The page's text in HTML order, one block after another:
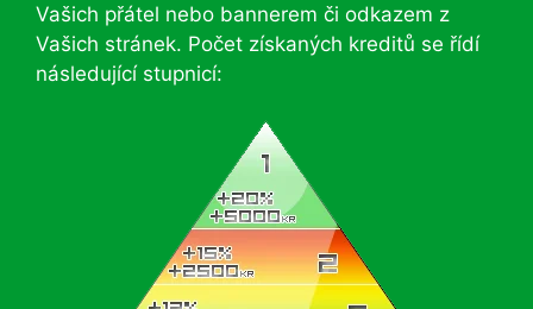
Vašich přátel nebo bannerem či odkazem z
Vašich stránek. Počet získaných kreditů se řídí
následující stupnicí: